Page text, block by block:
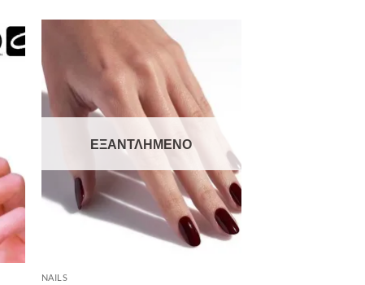
Wishlist
ΕΞΑΝΤΛΗΜΈΝΟ
NAILS